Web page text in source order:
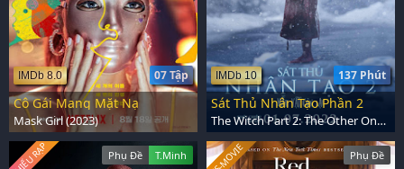
07 Tập
IMDb 8.0
Cô Gái Mang Mặt Nạ
Mask Girl (2023)
137 Phút
IMDb 10
Sát Thủ Nhân Tạo Phần 2
The Witch Part 2: The Other One (2022)
Phụ Đề T.Minh
CHIẾU RẠP Phụ Đề
US-MOVIE